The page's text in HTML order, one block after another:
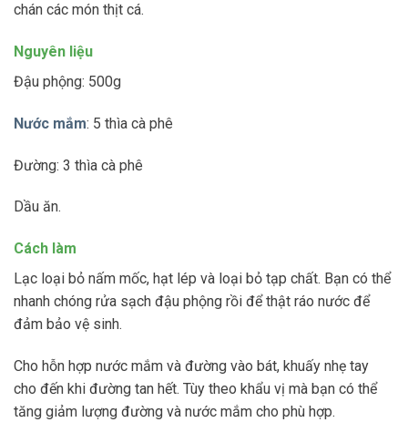
chán các món thịt cá.
Nguyên liệu
Đậu phộng: 500g
Nước mắm: 5 thìa cà phê
Đường: 3 thìa cà phê
Dầu ăn.
Cách làm
Lạc loại bỏ nấm mốc, hạt lép và loại bỏ tạp chất. Bạn có thể
nhanh chóng rửa sạch đậu phộng rồi để thật ráo nước để
đảm bảo vệ sinh.
Cho hỗn hợp nước mắm và đường vào bát, khuấy nhẹ tay
cho đến khi đường tan hết. Tùy theo khẩu vị mà bạn có thể
tăng giảm lượng đường và nước mắm cho phù hợp.